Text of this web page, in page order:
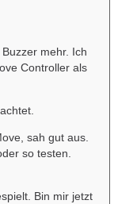
mehr. Ich
Controller als
sah gut aus.
so testen.
Bin mir jetzt